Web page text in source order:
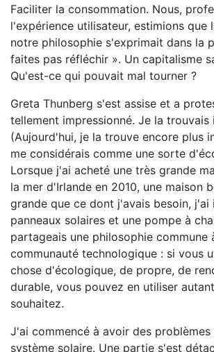
Faciliter la consommation. Nous,
l'expérience utilisateur, estimions que
notre philosophie s'exprimait dans la
faites pas réfléchir ». Un capitalisme
Qu'est-ce qui pouvait mal tourner ?
Greta Thunberg s'est assise et a
tellement impressionné. Je la trouvais
(Aujourd'hui, je la trouve encore plus
me considérais comme une sorte
Lorsque j'ai acheté une très grande
la mer d'Irlande en 2010, une maison
grande que ce dont j'avais besoin, j'ai
panneaux solaires et une pompe à
partageais une philosophie commune
communauté technologique : si vous
chose d'écologique, de propre, de
durable, vous pouvez en utiliser
souhaitez.
J'ai commencé à avoir des problèmes
système solaire. Une partie s'est